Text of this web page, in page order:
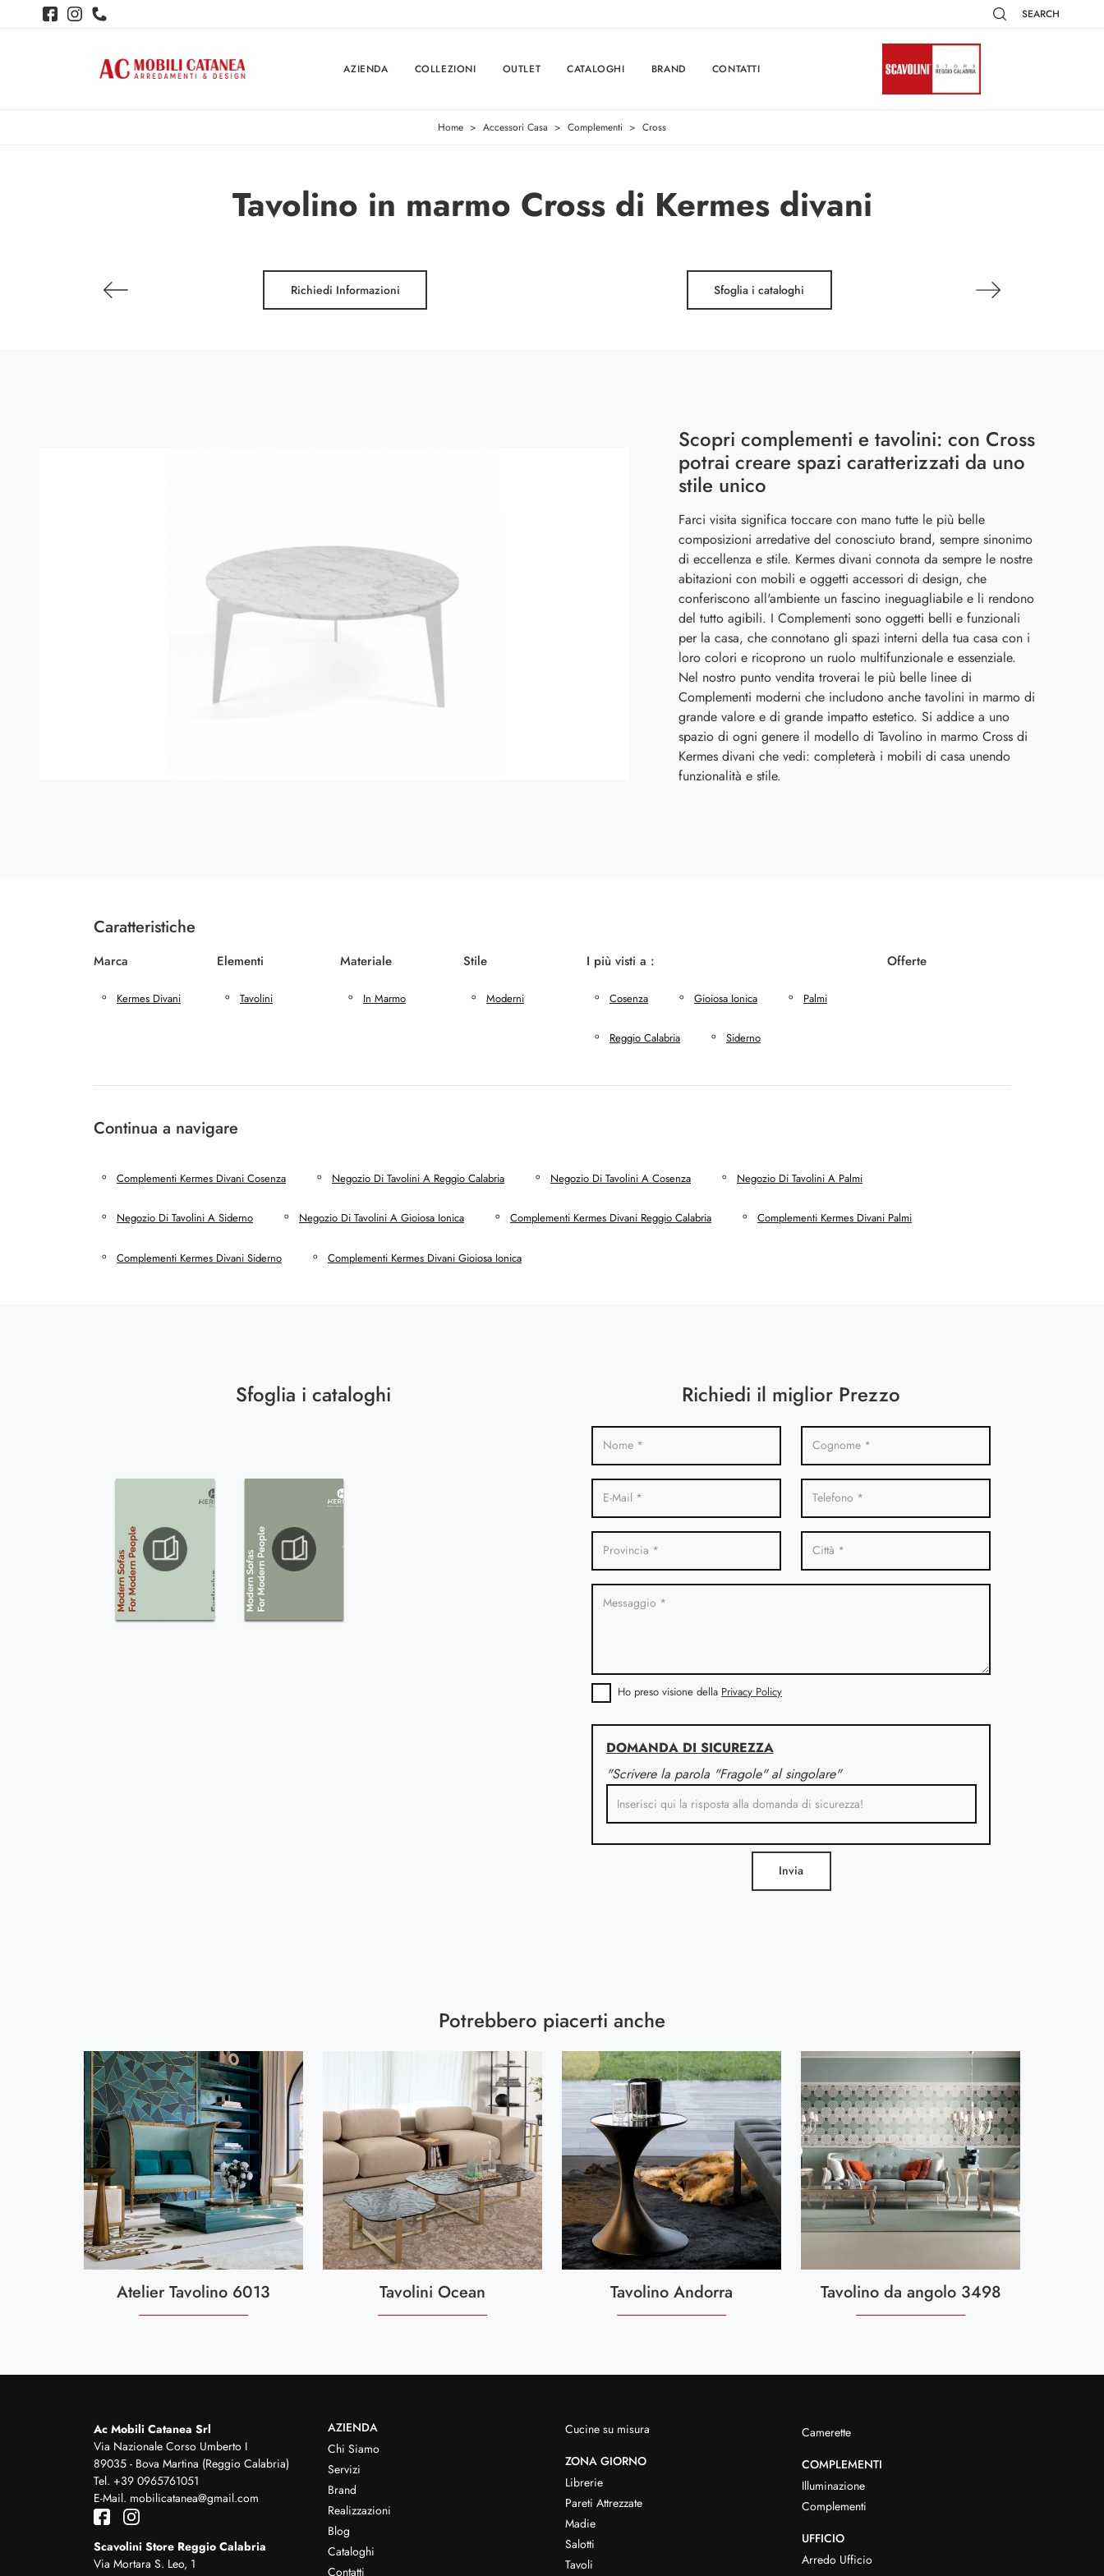
SEARCH
AZIENDA COLLEZIONI OUTLET CATALOGHI BRAND CONTATTI
Home > Accessori Casa > Complementi > Cross
Tavolino in marmo Cross di Kermes divani
Richiedi Informazioni Sfoglia i cataloghi
Scopri complementi e tavolini: con Cross
potrai creare spazi caratterizzati da uno
stile unico
Farci visita significa toccare con mano tutte le più belle
composizioni arredative del conosciuto brand, sempre sinonimo
di eccellenza e stile. Kermes divani connota da sempre le nostre
abitazioni con mobili e oggetti accessori di design, che
conferiscono all'ambiente un fascino ineguagliabile e li rendono
del tutto agibili. I Complementi sono oggetti belli e funzionali
per la casa, che connotano gli spazi interni della tua casa con i
loro colori e ricoprono un ruolo multifunzionale e essenziale.
Nel nostro punto vendita troverai le più belle linee di
Complementi moderni che includono anche tavolini in marmo di
grande valore e di grande impatto estetico. Si addice a uno
spazio di ogni genere il modello di Tavolino in marmo Cross di
Kermes divani che vedi: completerà i mobili di casa unendo
funzionalità e stile.
Caratteristiche
Marca
Kermes Divani
Elementi
Tavolini
Materiale
In Marmo
Stile
Moderni
I più visti a :
Cosenza Gioiosa Ionica Palmi
Reggio Calabria Siderno
Offerte
Continua a navigare
Complementi Kermes Divani Cosenza Negozio Di Tavolini A Reggio Calabria Negozio Di Tavolini A Cosenza Negozio Di Tavolini A Palmi
Negozio Di Tavolini A Siderno Negozio Di Tavolini A Gioiosa Ionica Complementi Kermes Divani Reggio Calabria Complementi Kermes Divani Palmi
Complementi Kermes Divani Siderno Complementi Kermes Divani Gioiosa Ionica
Sfoglia i cataloghi Richiedi il miglior Prezzo
Ho preso visione della Privacy Policy
DOMANDA DI SICUREZZA
"Scrivere la parola "Fragole" al singolare"
Invia
Potrebbero piacerti anche
Atelier Tavolino 6013 Tavolini Ocean Tavolino Andorra Tavolino da angolo 3498
Ac Mobili Catanea Srl
Via Nazionale Corso Umberto I
89035 - Bova Martina (Reggio Calabria)
Tel. +39 0965761051
E-Mail. mobilicatanea@gmail.com
Scavolini Store Reggio Calabria
Via Mortara S. Leo, 1
AZIENDA
Chi Siamo
Servizi
Brand
Realizzazioni
Blog
Cataloghi
Contatti
Cucine su misura
ZONA GIORNO
Librerie
Pareti Attrezzate
Madie
Salotti
Tavoli
Camerette
COMPLEMENTI
Illuminazione
Complementi
UFFICIO
Arredo Ufficio